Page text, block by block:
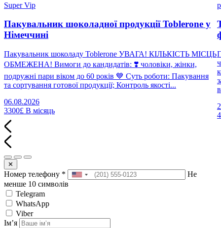
Super Vip
Пакувальник шоколадної продукції Toblerone у
Німеччині
Пакувальник шоколаду Toblerone УВАГА! КІЛЬКІСТЬ МІСЦЬ
ОБМЕЖЕНА! Вимоги до кандидатів: ❣️ чоловіки, жінки,
подружні пари віком до 60 років 💙 Суть роботи: Пакування
та сортування готової продукції; Контроль якості...
06.08.2026
3300£ В місяць
✕
Номер телефону *
Не
менше 10 символів
Telegram
WhatsApp
Viber
Імʼя